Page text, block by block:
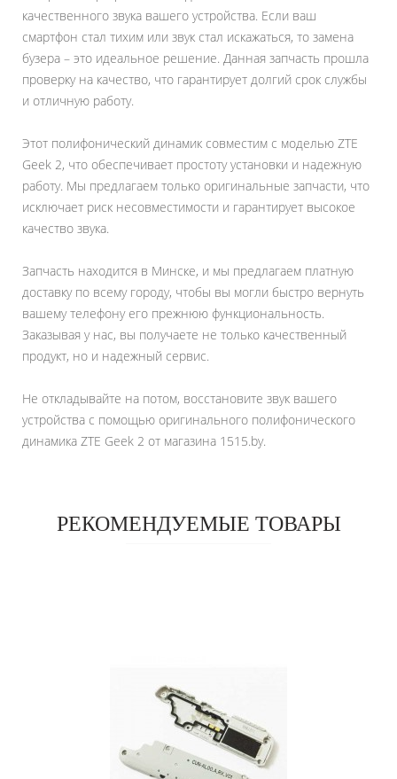
качественного звука вашего устройства. Если ваш
смартфон стал тихим или звук стал искажаться, то замена
бузера – это идеальное решение. Данная запчасть прошла
проверку на качество, что гарантирует долгий срок службы
и отличную работу.
Этот полифонический динамик совместим с моделью ZTE
Geek 2, что обеспечивает простоту установки и надежную
работу. Мы предлагаем только оригинальные запчасти, что
исключает риск несовместимости и гарантирует высокое
качество звука.
Запчасть находится в Минске, и мы предлагаем платную
доставку по всему городу, чтобы вы могли быстро вернуть
вашему телефону его прежнюю функциональность.
Заказывая у нас, вы получаете не только качественный
продукт, но и надежный сервис.
Не откладывайте на потом, восстановите звук вашего
устройства с помощью оригинального полифонического
динамика ZTE Geek 2 от магазина 1515.by.
РЕКОМЕНДУЕМЫЕ ТОВАРЫ